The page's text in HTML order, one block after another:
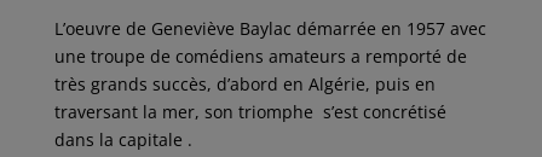
L’oeuvre de Geneviève Baylac démarrée en 1957 avec
une troupe de comédiens amateurs a remporté de
très grands succès, d’abord en Algérie, puis en
traversant la mer, son triomphe s’est concrétisé
dans la capitale .